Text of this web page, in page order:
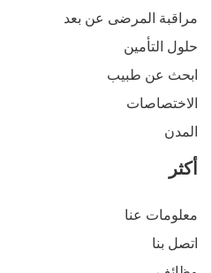
مراقبة المرضى عن بعد
حلول التأمين
ابحث عن طبيب
الاختصاصات
المدن
أكثر
معلومات عنا
اتصل بنا